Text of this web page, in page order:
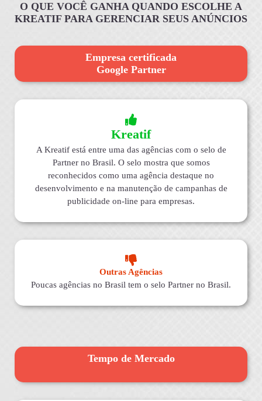
O QUE VOCÊ GANHA QUANDO ESCOLHE A
KREATIF PARA GERENCIAR SEUS ANÚNCIOS
Empresa certificada
Google Partner
Kreatif
A Kreatif está entre uma das agências com o selo de
Partner no Brasil. O selo mostra que somos
reconhecidos como uma agência destaque no
desenvolvimento e na manutenção de campanhas de
publicidade on-line para empresas.
Outras Agências
Poucas agências no Brasil tem o selo Partner no Brasil.
Tempo de Mercado